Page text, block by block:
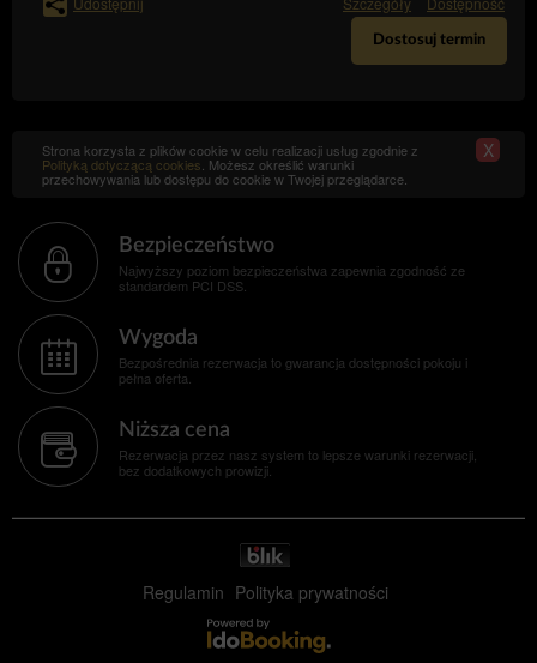
Dostosuj termin
Strona korzysta z plików cookie w celu realizacji usług zgodnie z
Polityką dotyczącą cookies . Możesz określić warunki
przechowywania lub dostępu do cookie w Twojej przeglądarce.
X
Bezpieczeństwo
Najwyższy poziom bezpieczeństwa zapewnia zgodność ze
standardem PCI DSS.
Wygoda
Bezpośrednia rezerwacja to gwarancja dostępności pokoju i
pełna oferta.
Niższa cena
Rezerwacja przez nasz system to lepsze warunki rezerwacji,
bez dodatkowych prowizji.
Regulamin Polityka prywatności